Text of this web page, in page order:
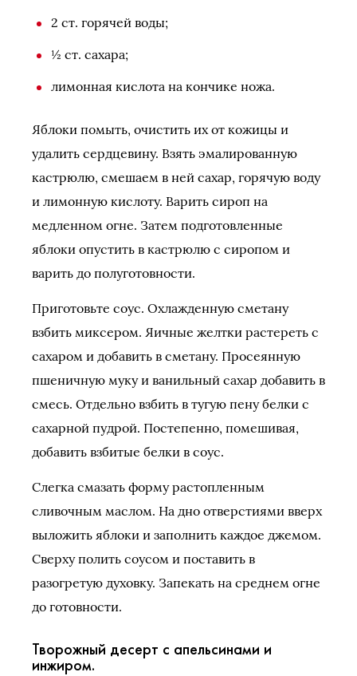
2 ст. горячей воды;
½ ст. сахара;
лимонная кислота на кончике ножа.
Яблоки помыть, очистить их от кожицы и
удалить сердцевину. Взять эмалированную
кастрюлю, смешаем в ней сахар, горячую воду
и лимонную кислоту. Варить сироп на
медленном огне. Затем подготовленные
яблоки опустить в кастрюлю с сиропом и
варить до полуготовности.
Приготовьте соус. Охлажденную сметану
взбить миксером. Яичные желтки растереть с
сахаром и добавить в сметану. Просеянную
пшеничную муку и ванильный сахар добавить в
смесь. Отдельно взбить в тугую пену белки с
сахарной пудрой. Постепенно, помешивая,
добавить взбитые белки в соус.
Слегка смазать форму растопленным
сливочным маслом. На дно отверстиями вверх
выложить яблоки и заполнить каждое джемом.
Сверху полить соусом и поставить в
разогретую духовку. Запекать на среднем огне
до готовности.
Творожный десерт с апельсинами и
инжиром.